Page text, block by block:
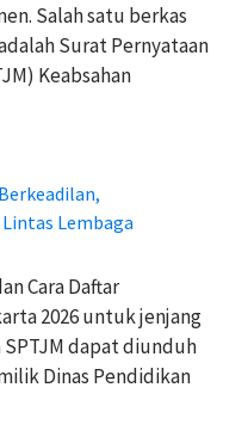
Salah satu berkas
Surat Pernyataan
Keabsahan
Lembaga
Cara Daftar
2026 untuk jenjang
SPTJM dapat diunduh
Dinas Pendidikan